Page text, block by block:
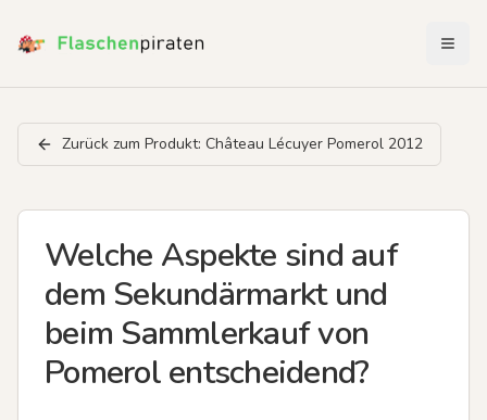
Zurück zum Produkt: Château Lécuyer Pomerol 2012
Welche Aspekte sind auf
dem Sekundärmarkt und
beim Sammlerkauf von
Pomerol entscheidend?